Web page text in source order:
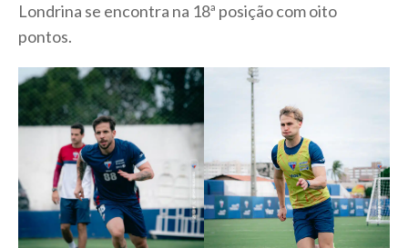
Londrina se encontra na 18ª posição com oito
pontos.